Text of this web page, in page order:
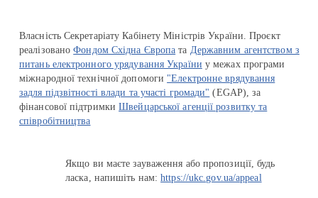
Власність Секретаріату Кабінету Міністрів України. Проєкт
реалізованоФондом Східна Європа та Державним агентством з
питань електронного урядування України у межах програми
міжнародної технічної допомоги "Електронне врядування
задля підзвітності влади та участі громади" (EGAP), за
фінансової підтримкиШвейцарської агенції розвитку та
співробітництва
Якщо ви маєте зауваження або пропозиції, будь
ласка, напишіть нам:https://ukc.gov.ua/appeal